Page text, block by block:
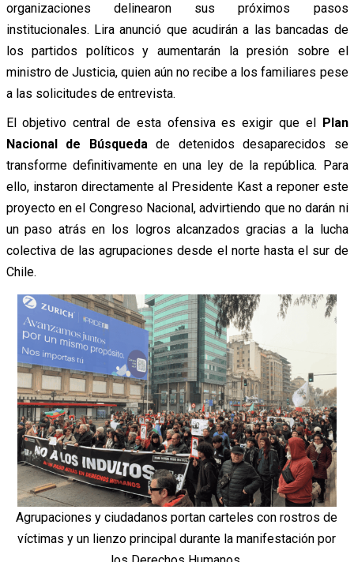
organizaciones delinearon sus próximos pasos
institucionales. Lira anunció que acudirán a las bancadas de
los partidos políticos y aumentarán la presión sobre el
ministro de Justicia, quien aún no recibe a los familiares pese
a las solicitudes de entrevista.
El objetivo central de esta ofensiva es exigir que el
Plan
Nacional de Búsquedade detenidos desaparecidos se
transforme definitivamente en una ley de la república. Para
ello, instaron directamente al Presidente Kast a reponer este
proyecto en el Congreso Nacional, advirtiendo que no darán ni
un paso atrás en los logros alcanzados gracias a la lucha
colectiva de las agrupaciones desde el norte hasta el sur de
Chile.
Agrupaciones y ciudadanos portan carteles con rostros de
víctimas y un lienzo principal durante la manifestación por